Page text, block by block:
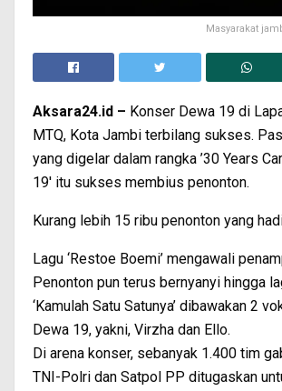
Masyarakat
Aksara24.id – Konser Dewa 19 di
MTQ, Kota Jambi terbilang sukses.
yang digelar dalam rangka ’30 Years
19′ itu sukses membius penonton.
Kurang lebih 15 ribu penonton yang
Lagu ‘Restoe Boemi’ mengawali
Penonton pun terus bernyanyi hingga
‘Kamulah Satu Satunya’ dibawakan 2
Dewa 19, yakni, Virzha dan Ello.
Di arena konser, sebanyak 1.400 tim
TNI-Polri dan Satpol PP ditugaskan